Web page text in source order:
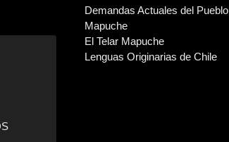
Demandas Actuales del Pueblo
Mapuche
El Telar Mapuche
Lenguas Originarias de Chile